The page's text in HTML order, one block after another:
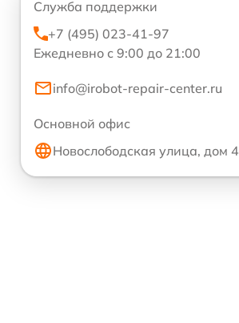
Служба поддержки
+7 (495) 023-41-97
Ежедневно с 9:00 до 21:00
info@irobot-repair-center.ru
Основной офис
Новослободская улица, дом 4